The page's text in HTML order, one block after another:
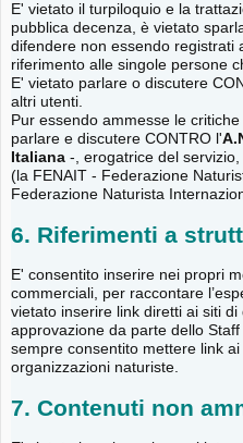
E' vietato il turpiloquio e la
pubblica decenza, è vietato
difendere non essendo registrati
riferimento alle singole persone
E' vietato parlare o discutere
altri utenti.
Pur essendo ammesse le
parlare e discutere CONTRO l'
Italiana -, erogatrice del
(la FENAIT - Federazione
Federazione Naturista
6. Riferimenti a
E' consentito inserire nei propri
commerciali, per raccontare
vietato inserire link diretti ai siti
approvazione da parte dello
sempre consentito mettere link
organizzazioni naturiste.
7. Contenuti non